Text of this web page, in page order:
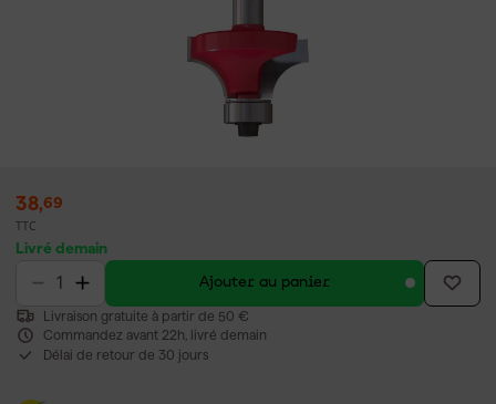
38,69
TTC
Livré demain
Ajouter au panier
Livraison gratuite à partir de 50 €
Commandez avant 22h, livré demain
Délai de retour de 30 jours